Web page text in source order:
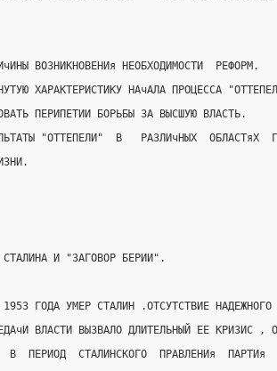
ВОЗНИКНОВЕНИя НЕОБХОДИМОСТИ  РЕФОРМ.
ХАРАКТЕРИСТИКУ НАчАЛА ПРОЦЕССА
ПЕРИПЕТИИ БОРЬБЫ ЗА ВЫСШУЮ ВЛАСТЬ.
"ОТТЕПЕЛИ"  В   РАЗЛИчНЫХ  ОБЛАСТяХ
СТАЛИНА И "ЗАГОВОР БЕРИИ".
ГОДА УМЕР СТАЛИН .ОТСУТСТВИЕ НАДЕЖНОГО
ВЛАСТИ ВЫЗВАЛО ДЛИТЕЛЬНЫЙ ЕЕ КРИЗИС ,
В  ПЕРИОД  СТАЛИНСКОГО  ПРАВЛЕНИя  ПАРТИя